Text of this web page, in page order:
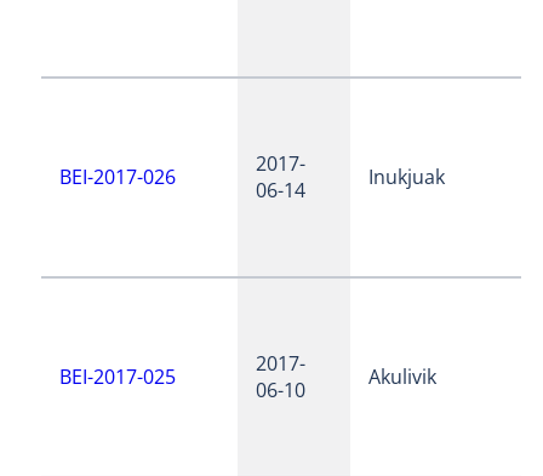
BEI-2017-026
2017-
06-14
Inukjuak
BEI-2017-025
2017-
06-10
Akulivik